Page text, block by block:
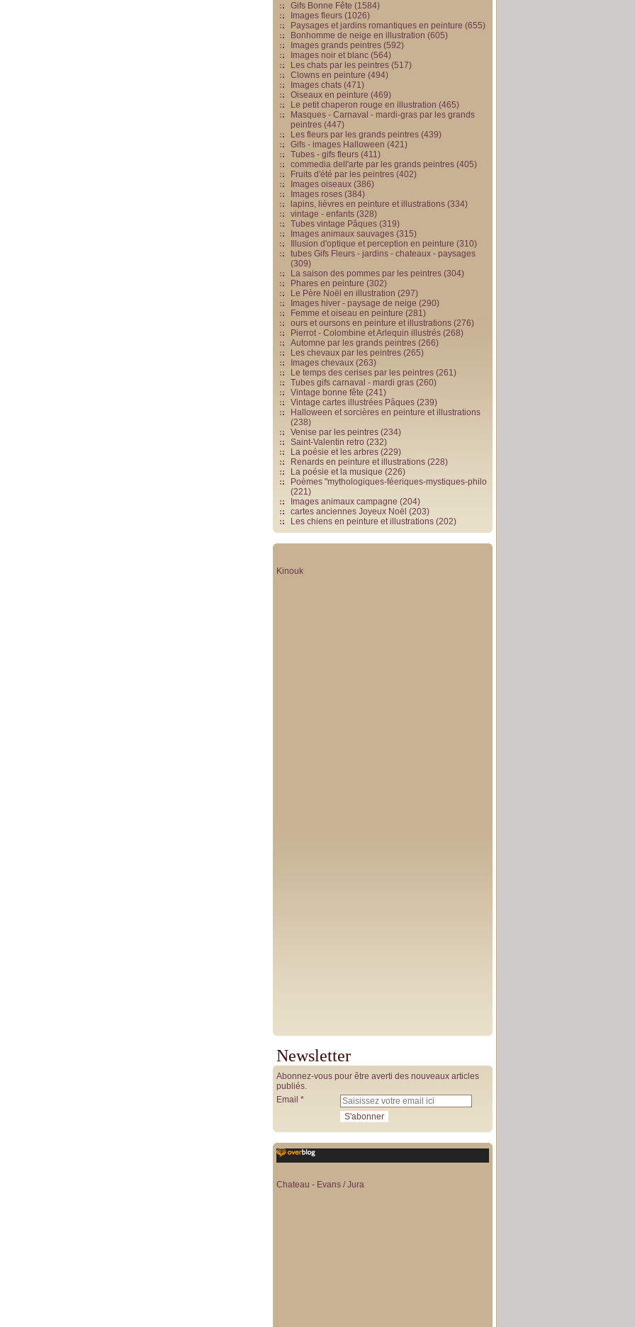
Gifs Bonne Fête (1584)
Images fleurs (1026)
Paysages et jardins romantiques en peinture (655)
Bonhomme de neige en illustration (605)
Images grands peintres (592)
Images noir et blanc (564)
Les chats par les peintres (517)
Clowns en peinture (494)
Images chats (471)
Oiseaux en peinture (469)
Le petit chaperon rouge en illustration (465)
Masques - Carnaval - mardi-gras par les grands
peintres (447)
Les fleurs par les grands peintres (439)
Gifs - images Halloween (421)
Tubes - gifs fleurs (411)
commedia dell'arte par les grands peintres (405)
Fruits d'été par les peintres (402)
Images oiseaux (386)
Images roses (384)
lapins, lièvres en peinture et illustrations (334)
vintage - enfants (328)
Tubes vintage Pâques (319)
Images animaux sauvages (315)
Illusion d'optique et perception en peinture (310)
tubes Gifs Fleurs - jardins - chateaux - paysages
(309)
La saison des pommes par les peintres (304)
Phares en peinture (302)
Le Père Noël en illustration (297)
Images hiver - paysage de neige (290)
Femme et oiseau en peinture (281)
ours et oursons en peinture et illustrations (276)
Pierrot - Colombine et Arlequin illustrés (268)
Automne par les grands peintres (266)
Les chevaux par les peintres (265)
Images chevaux (263)
Le temps des cerises par les peintres (261)
Tubes gifs carnaval - mardi gras (260)
Vintage bonne fête (241)
Vintage cartes illustrées Pâques (239)
Halloween et sorcières en peinture et illustrations
(238)
Venise par les peintres (234)
Saint-Valentin retro (232)
La poésie et les arbres (229)
Renards en peinture et illustrations (228)
La poésie et la musique (226)
Poèmes "mythologiques-féeriques-mystiques-philo
(221)
Images animaux campagne (204)
cartes anciennes Joyeux Noël (203)
Les chiens en peinture et illustrations (202)
Kinouk
Newsletter
Abonnez-vous pour être averti des nouveaux articles
publiés.
Email
Chateau - Evans / Jura